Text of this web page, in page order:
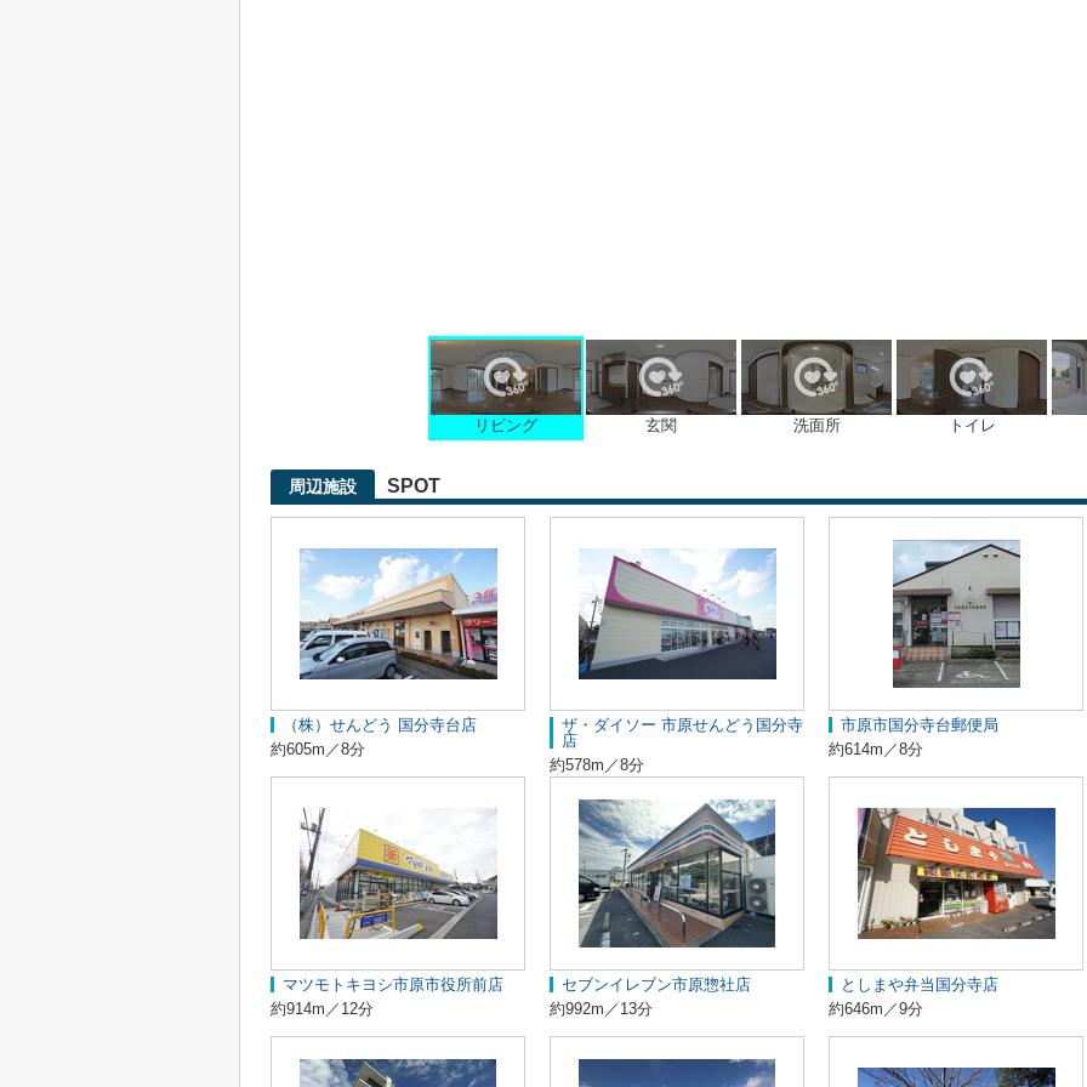
リビング 玄関 洗面所 トイレ
周辺施設 SPOT
（株）せんどう 国分寺台店
約605m／8分
ザ・ダイソー 市原せんどう国分寺
店
約578m／8分
市原市国分寺台郵便局
約614m／8分
マツモトキヨシ市原市役所前店
約914m／12分
セブンイレブン市原惣社店
約992m／13分
としまや弁当国分寺店
約646m／9分